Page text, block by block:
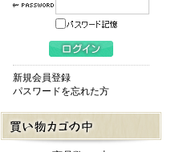
新規会員登録
パスワードを忘れた方